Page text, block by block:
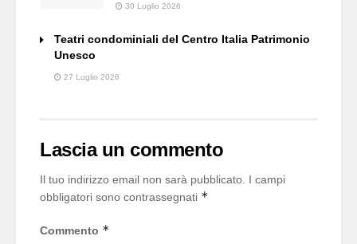
30 Luglio 2026
Teatri condominiali del Centro Italia Patrimonio
Unesco
27 Luglio 2026
Lascia un commento
Il tuo indirizzo email non sarà pubblicato. I campi
obbligatori sono contrassegnati *
Commento *